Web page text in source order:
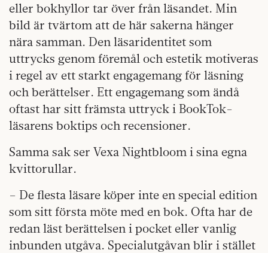
eller bokhyllor tar över från läsandet. Min
bild är tvärtom att de här sakerna hänger
nära samman. Den läsaridentitet som
uttrycks genom föremål och estetik motiveras
i regel av ett starkt engagemang för läsning
och berättelser. Ett engagemang som ändå
oftast har sitt främsta uttryck i BookTok-
läsarens boktips och recensioner.
Samma sak ser Vexa Nightbloom i sina egna
kvittorullar.
– De flesta läsare köper inte en special edition
som sitt första möte med en bok. Ofta har de
redan läst berättelsen i pocket eller vanlig
inbunden utgåva. Specialutgåvan blir i stället